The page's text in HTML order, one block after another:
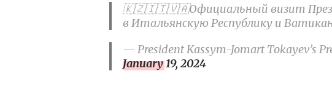
🇰🇿🇮🇹🇻🇦Официальный визит
в Итальянскую Республику и
— President Kassym-Jomart Tokayev’s
January 19, 2024